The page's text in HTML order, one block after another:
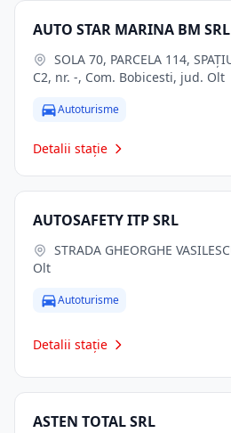
AUTO STAR MARINA BM SRL
C2, nr. -, Com. Bobicesti, jud. Olt
Autoturisme
Detalii stație
AUTOSAFETY ITP SRL
Olt
Autoturisme
Detalii stație
ASTEN TOTAL SRL